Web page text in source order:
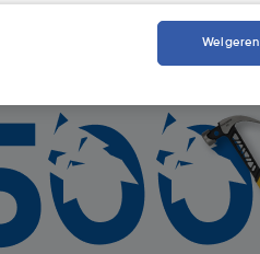
Oops!
Weigeren